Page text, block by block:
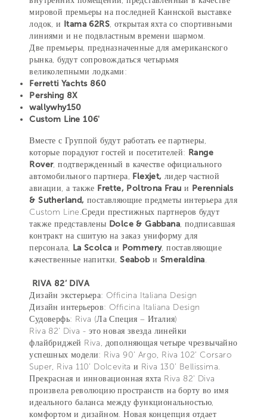
мировой премьеры на последней Каннской выставке
лодок, и Itama 62RS, открытая яхта со спортивными
линиями и не подвластным времени шармом.
Две премьеры, предназначенные для американского
рынка, будут сопровождаться четырьмя
великолепными лодками:
Ferretti Yachts 860
Pershing 8X
wallywhy150
Custom Line 106'
Вместе с Группой будут работать ее партнеры,
которые порадуют гостей и посетителей: Range
Rover, подтвержденный в качестве официального
автомобильного партнера, Flexjet, лидер частной
авиации, а также Frette, Poltrona Frau и Perennials
& Sutherland, поставляющие предметы интерьера для
Custom Line.Среди престижных партнеров будут
также представлены Dolce & Gabbana, подписавшая
контракт на сшитую на заказ униформу для
персонала, La Scolca и Pommery, поставляющие
качественные напитки,Seabobи Smeraldina.
RIVA 82’ DIVA
Дизайн экстерьера: Officina Italiana Design
Дизайн интерьеров: Officina Italiana Design
Судоверфь: Riva (Ла Специя – Италия)
Riva 82’ Diva - это новая звезда линейки
флайбриджей Riva, дополняющая четыре чрезвычайно
успешных модели: Riva 90’ Argo, Riva 102’ Corsaro
Super, Riva 110’ Dolcevita и Riva 130’ Bellissima.
Прекрасная и инновационная яхта Riva 82' Diva
произвела революцию пространств на борту во имя
идеального баланса между функциональностью,
комфортом и дизайном. Новая концепция отдает